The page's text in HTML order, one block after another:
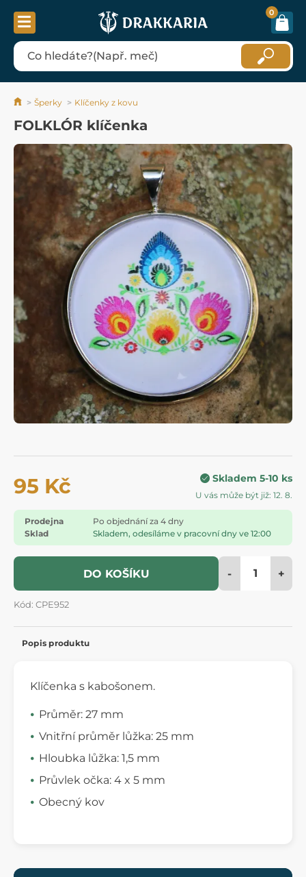
0
Šperky Klíčenky z kovu
FOLKLÓR klíčenka
95 Kč Skladem 5-10 ks
U vás může být již: 12. 8.
Prodejna
Po objednání za 4 dny
Sklad
Skladem, odesíláme v pracovní dny ve 12:00
DO KOŠÍKU - +
Kód: CPE952
Popis produktu
Klíčenka s kabošonem.
Průměr: 27 mm
Vnitřní průměr lůžka: 25 mm
Hloubka lůžka: 1,5 mm
Průvlek očka: 4 x 5 mm
Obecný kov